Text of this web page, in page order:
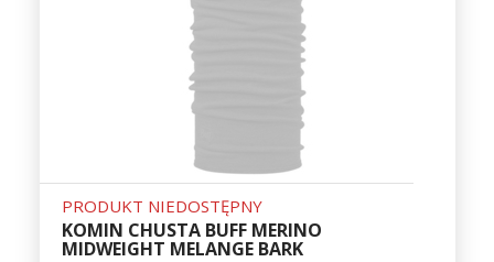
PRODUKT NIEDOSTĘPNY
KOMIN CHUSTA BUFF MERINO
MIDWEIGHT MELANGE BARK